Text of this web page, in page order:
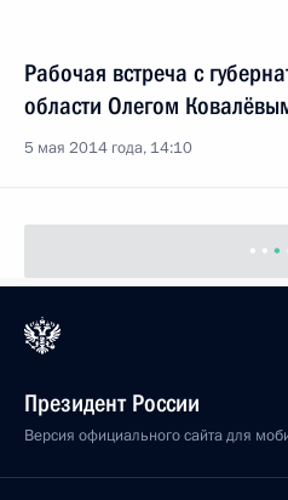
Рабочая встреча с
области Олегом
5 мая 2014 года, 14:10
Президент России
Версия официального сайта для